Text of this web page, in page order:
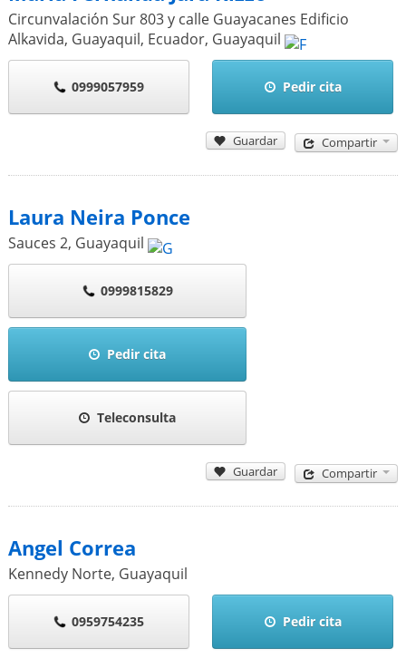
Circunvalación Sur 803 y calle Guayacanes Edificio
Alkavida, Guayaquil, Ecuador, Guayaquil
0999057959 Pedir cita
Guardar Compartir
Laura Neira Ponce
Sauces 2, Guayaquil
0999815829
Pedir cita
Teleconsulta
Guardar Compartir
Angel Correa
Kennedy Norte, Guayaquil
0959754235 Pedir cita